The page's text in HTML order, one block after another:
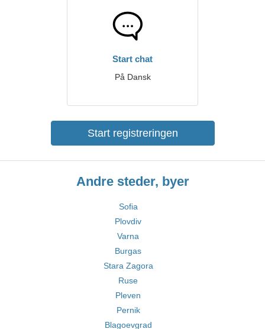
Start chat
På Dansk
Start registreringen
Andre steder, byer
Sofia
Plovdiv
Varna
Burgas
Stara Zagora
Ruse
Pleven
Pernik
Blagoevgrad